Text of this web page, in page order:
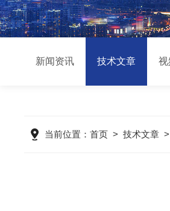
新闻资讯 技术文章 视
当前位置：首页 >技术文章 >